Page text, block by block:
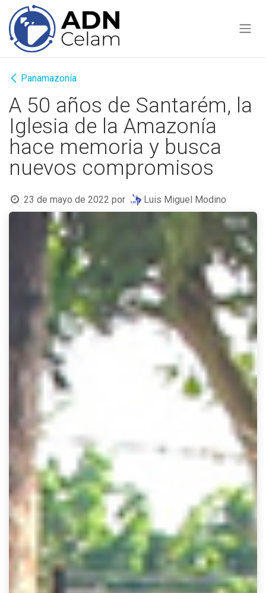
Ir al contenido
Panamazonía
A 50 años de Santarém, la
Iglesia de la Amazonía
hace memoria y busca
nuevos compromisos
23 de mayo de 2022 por Luis Miguel Modino